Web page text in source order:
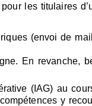
les titulaires
(envoi de
En revanche,
(IAG) au
y